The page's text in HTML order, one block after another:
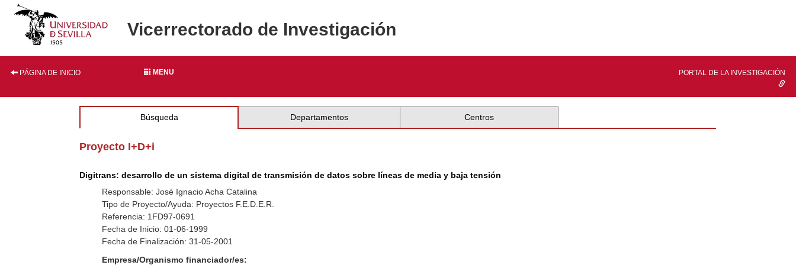
Vicerrectorado de Investigación
PÁGINA DE INICIO MENU PORTAL DE LA INVESTIGACIÓN
Búsqueda Departamentos Centros
Proyecto I+D+i
Digitrans: desarrollo de un sistema digital de transmisión de datos sobre líneas de media y baja tensión
Responsable: José Ignacio Acha Catalina
Tipo de Proyecto/Ayuda: Proyectos F.E.D.E.R.
Referencia: 1FD97-0691
Fecha de Inicio: 01-06-1999
Fecha de Finalización: 31-05-2001
Empresa/Organismo financiador/es: